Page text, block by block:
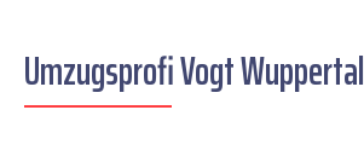
Umzugsprofi Vogt Wuppertal